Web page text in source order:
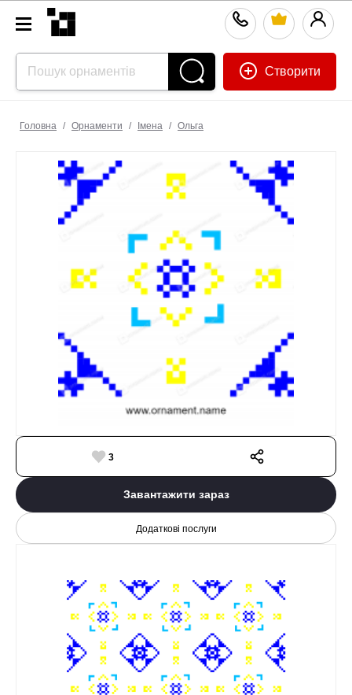
Створити
Головна / Орнаменти / Імена / Ольга
3
Завантажити зараз
Додаткові послуги